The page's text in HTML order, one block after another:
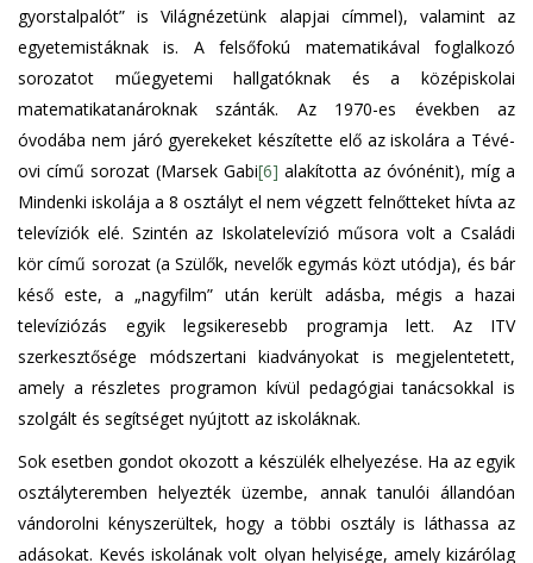
gyorstalpalót” is Világnézetünk alapjai címmel), valamint az
egyetemistáknak is. A felsőfokú matematikával foglalkozó
sorozatot műegyetemi hallgatóknak és a középiskolai
matematikatanároknak szánták. Az 1970-es években az
óvodába nem járó gyerekeket készítette elő az iskolára a Tévé-
ovi című sorozat (Marsek Gabi[6] alakította az óvónénit), míg a
Mindenki iskolája a 8 osztályt el nem végzett felnőtteket hívta az
televíziók elé. Szintén az Iskolatelevízió műsora volt a Családi
kör című sorozat (a Szülők, nevelők egymás közt utódja), és bár
késő este, a „nagyfilm” után került adásba, mégis a hazai
televíziózás egyik legsikeresebb programja lett. Az ITV
szerkesztősége módszertani kiadványokat is megjelentetett,
amely a részletes programon kívül pedagógiai tanácsokkal is
szolgált és segítséget nyújtott az iskoláknak.
Sok esetben gondot okozott a készülék elhelyezése. Ha az egyik
osztályteremben helyezték üzembe, annak tanulói állandóan
vándorolni kényszerültek, hogy a többi osztály is láthassa az
adásokat. Kevés iskolának volt olyan helyisége, amely kizárólag